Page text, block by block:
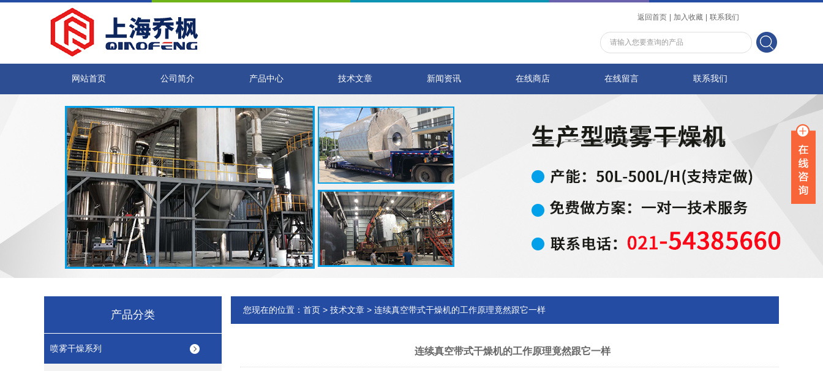
返回首页 加入收藏 联系我们
网站首页 公司简介 产品中心 技术文章 新闻资讯 在线商店 在线留言 联系我们
产品分类
喷雾干燥系列
您现在的位置： 首页 > 技术文章 > 连续真空带式干燥机的工作原理竟然跟它一样
连续真空带式干燥机的工作原理竟然跟它一样